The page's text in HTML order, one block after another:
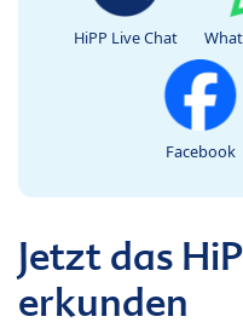
HiPP Live Chat
Facebook
Jetzt das
erkunden